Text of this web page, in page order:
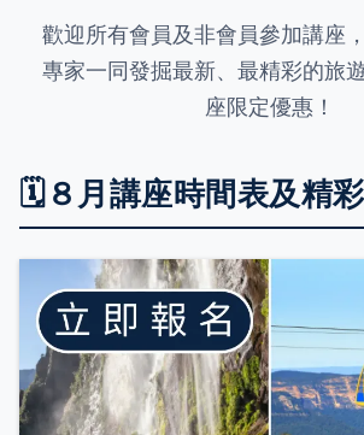
歡迎所有會員及非會員參加講座
專家一同發掘最新、最精彩的旅
座限定優惠！
🗓️８月講座時間表及精